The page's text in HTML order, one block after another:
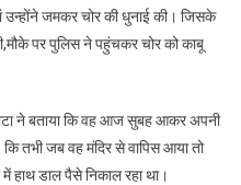
उन्होंने जमकर चोर की धुनाई की। जिसके
पर पुलिस ने पहुंचकर चोर को काबू
ने बताया कि वह आज सुबह आकर अपनी
तभी जब वह मंदिर से वापिस आया तो
हाथ डाल पैसे निकाल रहा था।